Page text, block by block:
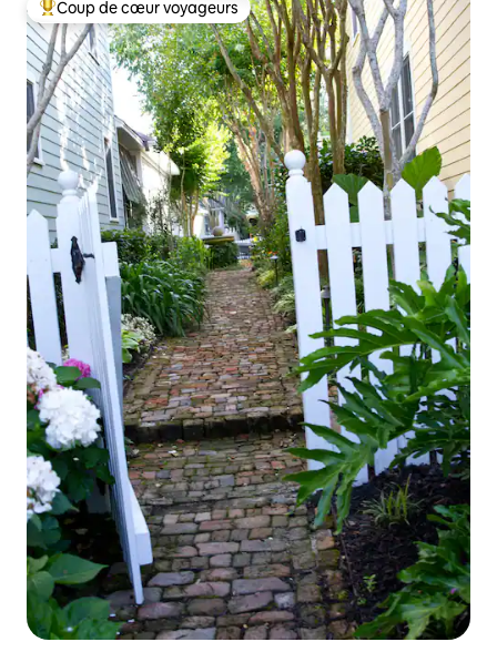
Coup de cœur voyageurs parmi les plus aimés
Coup de cœur voyageurs